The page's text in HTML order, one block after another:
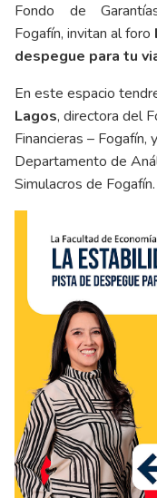
Fondo de
Fogafín, invitan al foro
despegue para tu
En este espacio
Lagos, directora del
Financieras – Fogafín,
Departamento de
Simulacros de Fogafín.